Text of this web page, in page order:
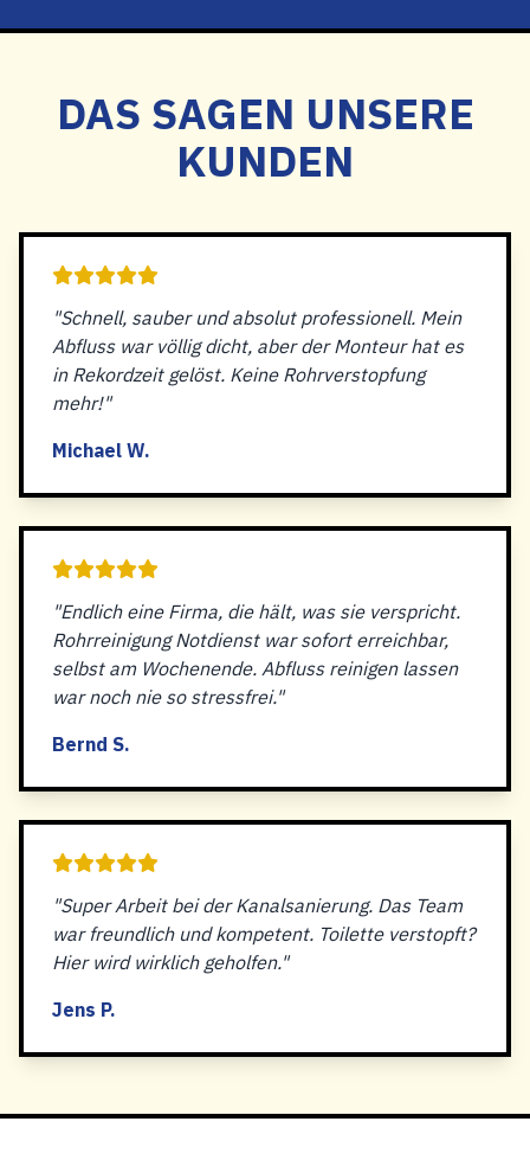
DAS SAGEN UNSERE
KUNDEN
"Schnell, sauber und absolut professionell. Mein
Abfluss war völlig dicht, aber der Monteur hat es
in Rekordzeit gelöst. Keine Rohrverstopfung
mehr!"
Michael W.
"Endlich eine Firma, die hält, was sie verspricht.
Rohrreinigung Notdienst war sofort erreichbar,
selbst am Wochenende. Abfluss reinigen lassen
war noch nie so stressfrei."
Bernd S.
"Super Arbeit bei der Kanalsanierung. Das Team
war freundlich und kompetent. Toilette verstopft?
Hier wird wirklich geholfen."
Jens P.